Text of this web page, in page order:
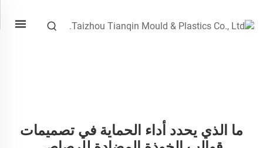
ما الذي يحدد أداء الحماية في تصميمات